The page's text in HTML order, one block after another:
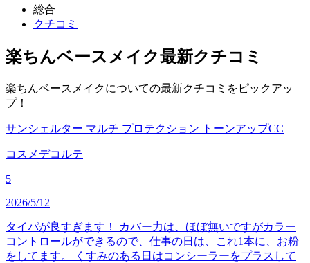
総合
クチコミ
楽ちんベースメイク最新クチコミ
楽ちんベースメイクについての最新クチコミをピックアッ
プ！
サンシェルター マルチ プロテクション トーンアップCC
コスメデコルテ
5
2026/5/12
タイパが良すぎます！ カバー力は、ほぼ無いですがカラー
コントロールができるので、仕事の日は、これ1本に、お粉
をしてます。 くすみのある日はコンシーラーをプラスして